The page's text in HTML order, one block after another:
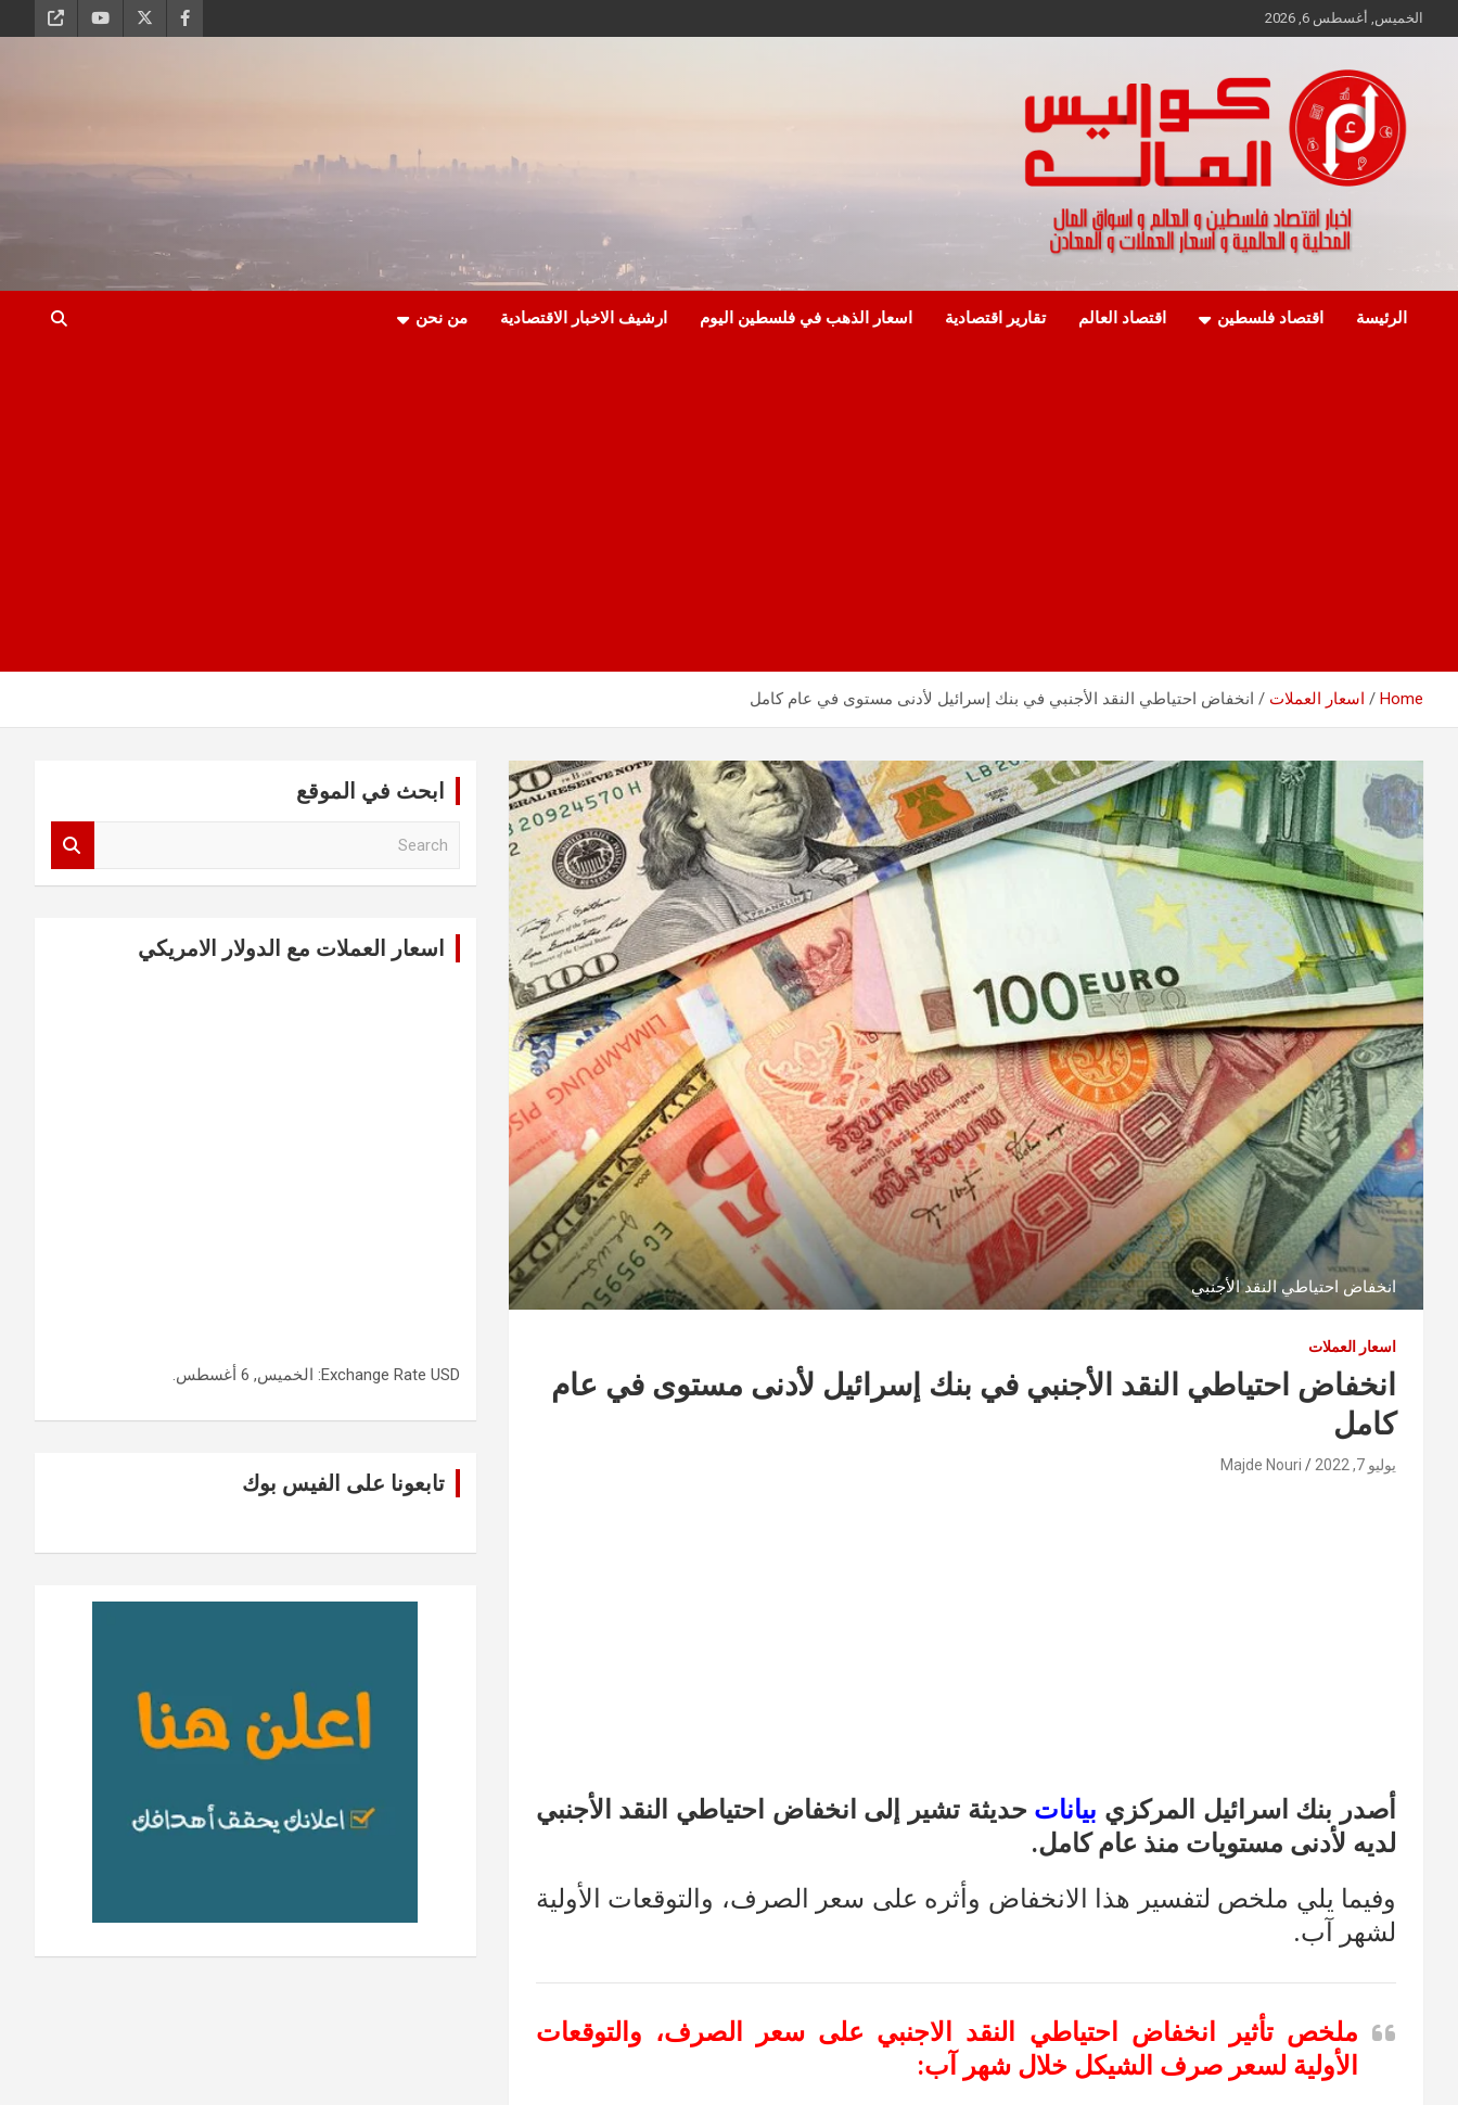
to
الخميس, أغسطس 6, 2026
كواليس المال
الرئيسة اقتصاد فلسطين اقتصاد العالم تقارير اقتصادية اسعار الذهب في فلسطين اليوم ارشيف الاخبار الاقتصادية من نحن
Home اسعار العملات انخفاض احتياطي النقد الأجنبي في بنك إسرائيل لأدنى مستوى في عام كامل
انخفاض احتياطي النقد الأجنبي
اسعار العملات
انخفاض احتياطي النقد الأجنبي في بنك إسرائيل لأدنى مستوى في عام
كامل
يوليو 7, 2022 Majde Nouri
أصدر بنك اسرائيل المركزي بيانات حديثة تشير إلى انخفاض احتياطي النقد الأجنبي
لديه لأدنى مستويات منذ عام كامل.
وفيما يلي ملخص لتفسير هذا الانخفاض وأثره على سعر الصرف، والتوقعات الأولية
لشهر آب.
ملخص تأثير انخفاض احتياطي النقد الاجنبي على سعر الصرف، والتوقعات
الأولية لسعر صرف الشيكل خلال شهر آب:
ابحث في الموقع
اسعار العملات مع الدولار الامريكي
Exchange Rate USD : الخميس, 6 أغسطس.
تابعونا على الفيس بوك